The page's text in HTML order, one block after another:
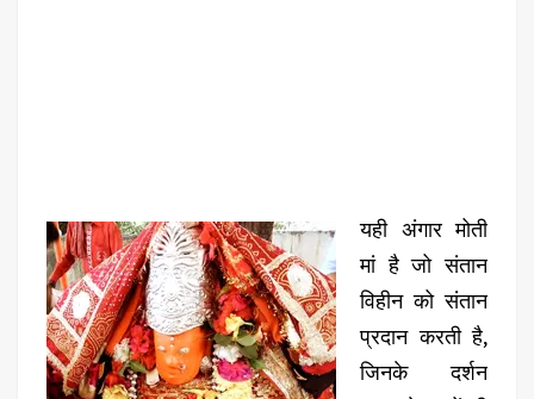
यही अंगार मोती
मां है जो संतान
विहीन को संतान
प्रदान करती है,
जिनके दर्शन